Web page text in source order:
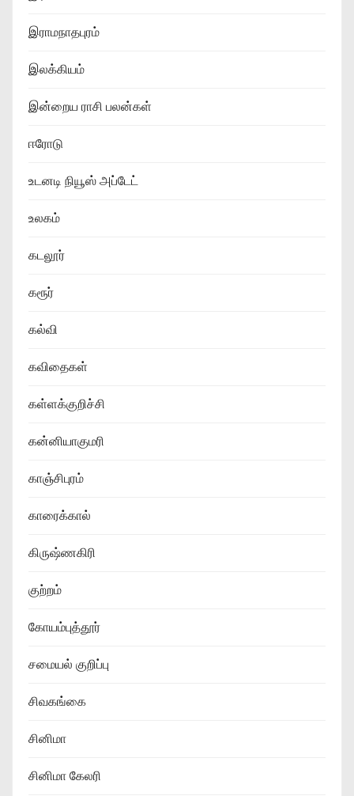
இராமநாதபுரம்
இலக்கியம்
இன்றைய ராசி பலன்கள்
ஈரோடு
உடனடி நியூஸ் அப்டேட்
உலகம்
கடலூர்
கரூர்
கல்வி
கவிதைகள்
கள்ளக்குறிச்சி
கன்னியாகுமரி
காஞ்சிபுரம்
காரைக்கால்
கிருஷ்ணகிரி
குற்றம்
கோயம்புத்தூர்
சமையல் குறிப்பு
சிவகங்கை
சினிமா
சினிமா கேலரி